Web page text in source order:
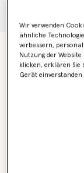
Falabella
Preis reduziert
€695.00bis
Wir verwenden
ähnliche
verbessern,
Nutzung der
klicken, erklären Sie
Gerät einverstanden.